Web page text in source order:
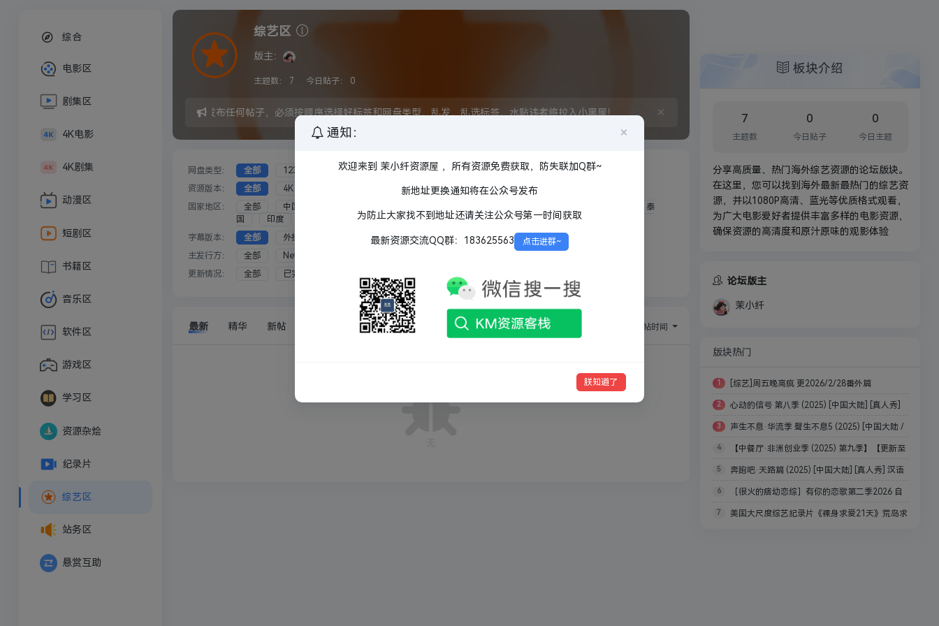
综合
电影区
剧集区
4K电影
4K剧集
动漫区
短剧区
书籍区
音乐区
软件区
游戏区
学习区
资源杂烩
纪录片
综艺区
站务区
悬赏互助
综艺区
版主：
主题数： 7 今日贴子： 0
发布任何帖子，必须按顺序选择好标签和网盘类型，乱发，乱选标签，水贴违者将拉入小黑屋！ ×
网盘类型： 全部 123云盘 夸克网盘 百度网盘 阿里云盘 迅雷网盘
UC网盘
资源版本：
全部 4K
蓝光原盘
国家地区：
全部 中国大陆
泰
国
印度
字幕版本：
全部 外挂 内封
内嵌
主发行方：
全部 Netflix
更新情况：
全部 已完结
最新 精华 新帖 回帖时间
板块介绍
7
主题数
0
今日贴子
0
今日主题
分享高质量、热门海外综艺资源的论坛版块。
在这里，您可以找到海外最新最热门的综艺资
源，并以1080P高清、蓝光等优质格式观看，
为广大电影爱好者提供丰富多样的电影资源，
确保资源的高清度和原汁原味的观影体验
论坛版主
茉小纤
版块热门
1 [综艺]周五晚高疯 更2026/2/28番外篇
2 心动的信号 第八季 (2025) [中国大陆] [真人秀]
汉语普通话 / 暂无 高分
3 声生不息·华流季 聲生不息5 (2025) [中国大陆 /
中国香港 / 中国台湾] [音乐 / 真人秀] 汉语普通话 / 粤
语 / 英语
4 【中餐厅·非洲创业季 (2025) 第九季】【更新至
0919期全】【真人秀】单集2G
5 奔跑吧·天路篇 (2025) [中国大陆] [真人秀] 汉语
普通话 / 4K
6 ［很火的痞幼恋综］有你的恋歌第二季2026 自
动更新最新一集附带第一季全集
7 美国大尺度综艺纪录片《裸身求爱21天》荒岛求
通知： ×
欢迎来到 茉小纤资源屋 ，所有资源免费获取，防失联加Q群~
新地址更换通知将在公众号发布
为防止大家找不到地址还请关注公众号第一时间获取
最新资源交流QQ群：183625563 点击进群~
朕知道了